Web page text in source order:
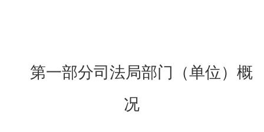
第一部分司法局部门（单位）概
况